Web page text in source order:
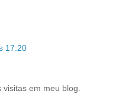
17:20
em meu blog.